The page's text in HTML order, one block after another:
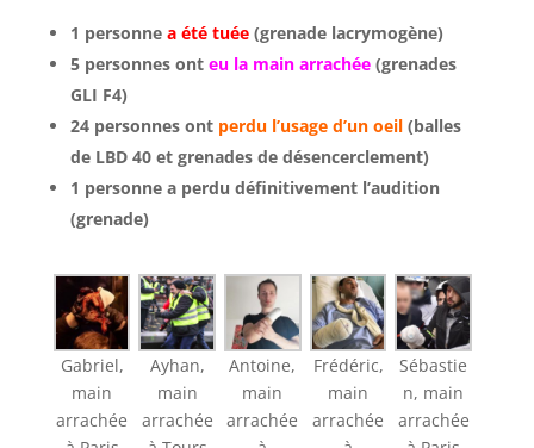
1 personne a été tuée(grenade lacrymogène)
5 personnes ont eu la main arrachée(grenades
GLI F4)
24 personnes ont perdu l’usage d’un oeil(balles
de LBD 40 et grenades de désencerclement)
1 personne a perdu définitivement l’audition
(grenade)
Gabriel,
main
arrachée
Ayhan,
main
arrachée
Antoine,
main
arrachée
Frédéric,
main
arrachée
Sébastie
n, main
arrachée